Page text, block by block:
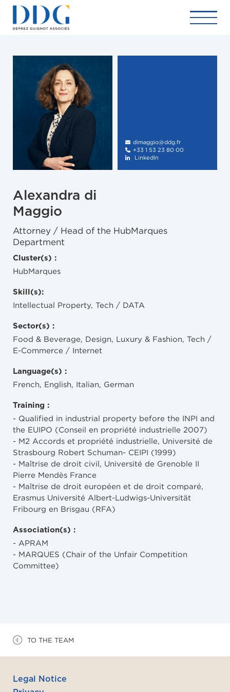
 dimaggio@ddg.fr
 +33 1 53 23 80 00
 LinkedIn
Alexandra di
Maggio
Attorney / Head of the HubMarques
Department
Cluster(s) :
HubMarques
Skill(s):
Intellectual Property, Tech / DATA
Sector(s) :
Food & Beverage, Design, Luxury & Fashion, Tech /
E-Commerce / Internet
Language(s) :
French, English, Italian, German
Training :
- Qualified in industrial property before the INPI and
the EUIPO (Conseil en propriété industrielle 2007)
- M2 Accords et propriété industrielle, Université de
Strasbourg Robert Schuman- CEIPI (1999)
- Maîtrise de droit civil, Université de Grenoble II
Pierre Mendès France
- Maîtrise de droit européen et de droit comparé,
Erasmus Université Albert-Ludwigs-Universität
Fribourg en Brisgau (RFA)
Association(s) :
- APRAM
- MARQUES (Chair of the Unfair Competition
Committee)
TO THE TEAM
Legal Notice